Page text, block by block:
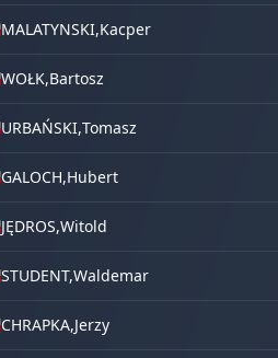
MALATYNSKI,Kacper
WOŁK,Bartosz
URBAŃSKI,Tomasz
GALOCH,Hubert
JĘDROS,Witold
STUDENT,Waldemar
CHRAPKA,Jerzy